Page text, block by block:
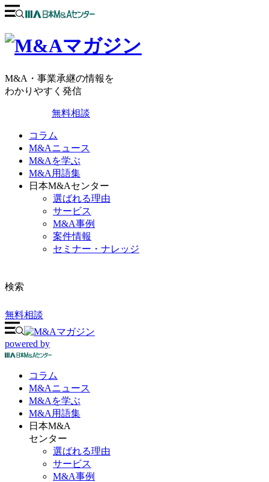
M&A・事業承継の情報を
わかりやすく発信
無料相談
コラム
M&Aニュース
M&Aを学ぶ
M&A用語集
日本M&Aセンター
選ばれる理由
サービス
M&A事例
案件情報
セミナー・ナレッジ
検索
無料相談
powered by
コラム
M&Aニュース
M&Aを学ぶ
M&A 用語集
日本M&A
センター
選ばれる理由
サービス
M&A事例